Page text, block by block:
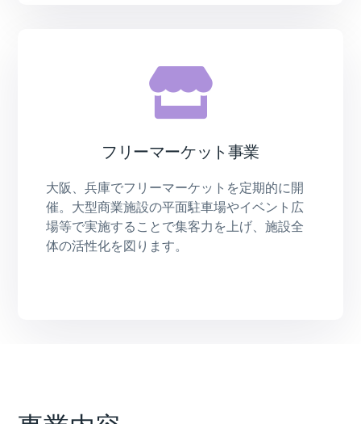
フリーマーケット事業
大阪、兵庫でフリーマーケットを定期的に開
催。大型商業施設の平面駐車場やイベント広
場等で実施することで集客力を上げ、施設全
体の活性化を図ります。